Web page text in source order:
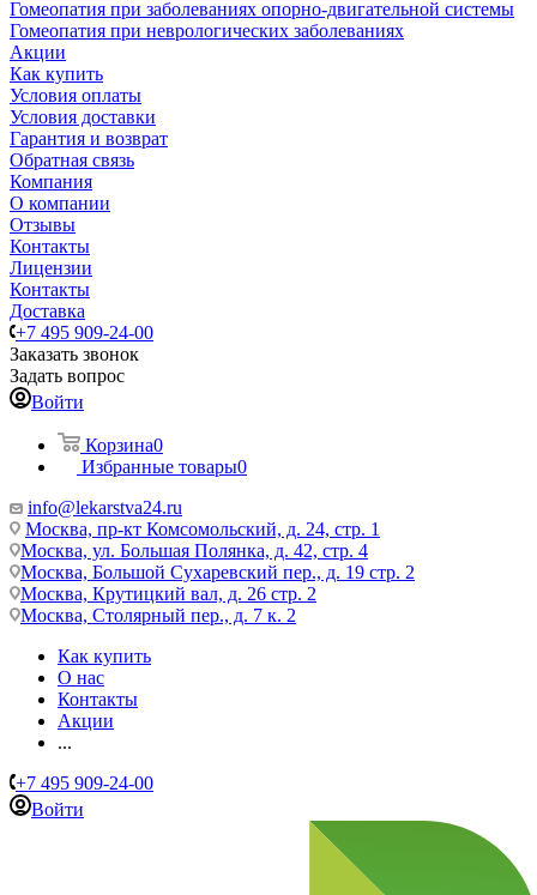
Гомеопатия при заболеваниях опорно-двигательной системы
Гомеопатия при неврологических заболеваниях
Акции
Как купить
Условия оплаты
Условия доставки
Гарантия и возврат
Обратная связь
Компания
О компании
Отзывы
Контакты
Лицензии
Контакты
Доставка
+7 495 909-24-00
Заказать звонок
Задать вопрос
Войти
Корзина0
Избранные товары0
info@lekarstva24.ru
Москва, пр-кт Комсомольский, д. 24, стр. 1
Москва, ул. Большая Полянка, д. 42, стр. 4
Москва, Большой Сухаревский пер., д. 19 стр. 2
Москва, Крутицкий вал, д. 26 стр. 2
Москва, Столярный пер., д. 7 к. 2
Как купить
О нас
Контакты
Акции
...
+7 495 909-24-00
Войти